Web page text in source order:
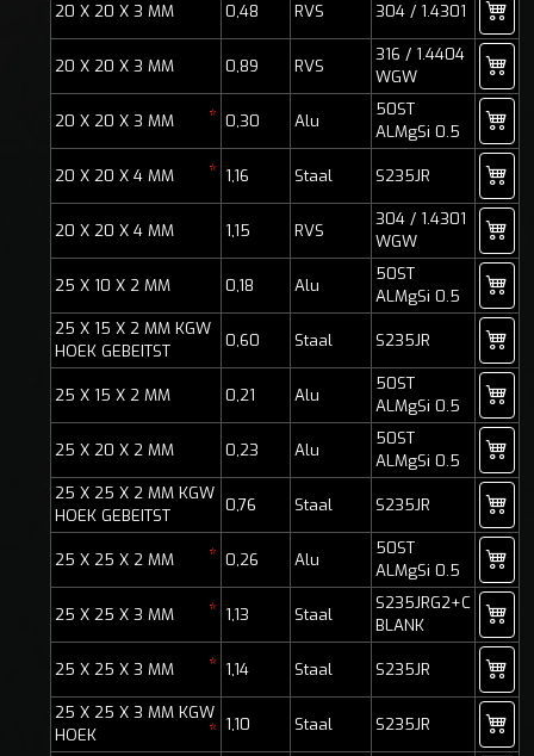
20 X 20 X 3 MM 0,48 RVS 304 / 1.4301
20 X 20 X 3 MM 0,89 RVS
316 / 1.4404
WGW
20 X 20 X 3 MM * 0,30 Alu
50ST
ALMgSi 0.5
20 X 20 X 4 MM * 1,16 Staal S235JR
20 X 20 X 4 MM 1,15 RVS
304 / 1.4301
WGW
25 X 10 X 2 MM 0,18 Alu
50ST
ALMgSi 0.5
25 X 15 X 2 MM KGW
HOEK GEBEITST
0,60 Staal S235JR
25 X 15 X 2 MM 0,21 Alu
50ST
ALMgSi 0.5
25 X 20 X 2 MM 0,23 Alu
50ST
ALMgSi 0.5
25 X 25 X 2 MM KGW
HOEK GEBEITST
0,76 Staal S235JR
25 X 25 X 2 MM * 0,26 Alu
50ST
ALMgSi 0.5
25 X 25 X 3 MM * 1,13 Staal
S235JRG2+C
BLANK
25 X 25 X 3 MM * 1,14 Staal S235JR
25 X 25 X 3 MM KGW
HOEK
* 1,10 Staal S235JR